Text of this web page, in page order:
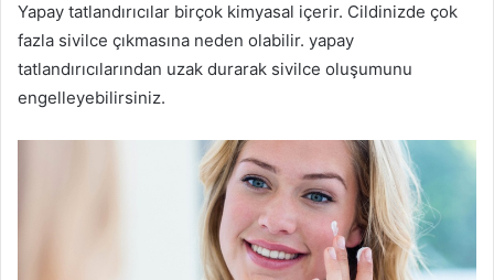
Yapay tatlandırıcılar birçok kimyasal içerir. Cildinizde çok
fazla sivilce çıkmasına neden olabilir. yapay
tatlandırıcılarından uzak durarak sivilce oluşumunu
engelleyebilirsiniz.